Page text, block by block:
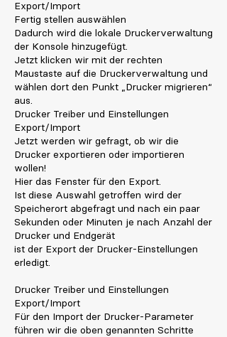
Export/Import
Fertig stellen auswählen
Dadurch wird die lokale Druckerverwaltung
der Konsole hinzugefügt.
Jetzt klicken wir mit der rechten
Maustaste auf die Druckerverwaltung und
wählen dort den Punkt „Drucker migrieren“
aus.
Drucker Treiber und Einstellungen
Export/Import
Jetzt werden wir gefragt, ob wir die
Drucker exportieren oder importieren
wollen!
Hier das Fenster für den Export.
Ist diese Auswahl getroffen wird der
Speicherort abgefragt und nach ein paar
Sekunden oder Minuten je nach Anzahl der
Drucker und Endgerät
ist der Export der Drucker-Einstellungen
erledigt.
Drucker Treiber und Einstellungen
Export/Import
Für den Import der Drucker-Parameter
führen wir die oben genannten Schritte